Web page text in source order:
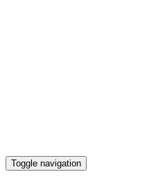
Toggle navigation